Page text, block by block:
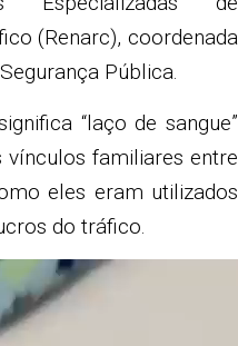
(Renarc), coordenada
Pública.
“laço de sangue”
familiares entre
eles eram utilizados
do tráfico.